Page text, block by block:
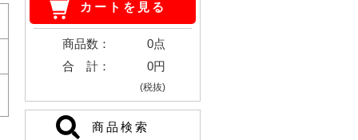
カートを見る
商品数：
0点
合 計：
0円
(税抜)
商品検索